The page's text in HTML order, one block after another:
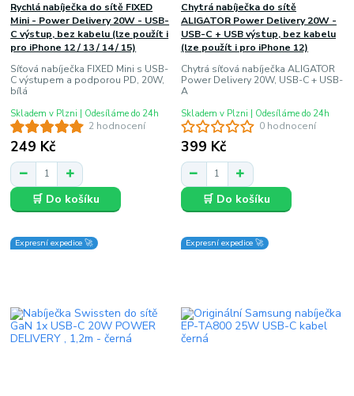
2 hodnocení
Rychlá nabíječka do sítě FIXED
Mini - Power Delivery 20W - USB-
C výstup, bez kabelu (lze použít i
pro iPhone 12 / 13 / 14 / 15)
Síťová nabíječka FIXED Mini s USB-
C výstupem a podporou PD, 20W,
bílá
249 Kč
Skladem v Plzni | Odesíláme do 24h
🛒 Do košíku
0 hodnocení
Chytrá nabíječka do sítě
ALIGATOR Power Delivery 20W -
USB-C + USB výstup, bez kabelu
(lze použít i pro iPhone 12)
Chytrá síťová nabíječka ALIGATOR
Power Delivery 20W, USB-C + USB-
A
399 Kč
Skladem v Plzni | Odesíláme do 24h
🛒 Do košíku
Expresní expedice 🚀 Expresní expedice 🚀